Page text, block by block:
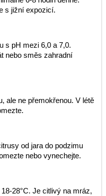
s jižní expozicí.
s pH mezi 6,0 a 7,0.
nebo směs zahradní
ale ne přemokřenou. V létě
od jara do podzimu
nebo vynechejte.
28°C. Je citlivý na mráz,